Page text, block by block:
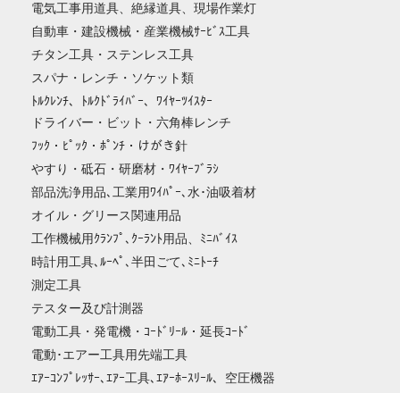
電気工事用道具、絶縁道具、現場作業灯
自動車・建設機械・産業機械ｻｰﾋﾞｽ工具
チタン工具・ステンレス工具
スパナ・レンチ・ソケット類
ﾄﾙｸﾚﾝﾁ、ﾄﾙｸﾄﾞﾗｲﾊﾞｰ、ﾜｲﾔｰﾂｲｽﾀｰ
ドライバー・ビット・六角棒レンチ
ﾌｯｸ・ﾋﾟｯｸ・ﾎﾟﾝﾁ・けがき針
やすり・砥石・研磨材・ﾜｲﾔｰﾌﾞﾗｼ
部品洗浄用品､工業用ﾜｲﾊﾟｰ､水･油吸着材
オイル・グリース関連用品
工作機械用ｸﾗﾝﾌﾟ､ｸｰﾗﾝﾄ用品、ﾐﾆﾊﾞｲｽ
時計用工具､ﾙｰﾍﾟ､半田ごて､ﾐﾆﾄｰﾁ
測定工具
テスター及び計測器
電動工具・発電機・ｺｰﾄﾞﾘｰﾙ・延長ｺｰﾄﾞ
電動･エアー工具用先端工具
ｴｱｰｺﾝﾌﾟﾚｯｻｰ､ｴｱｰ工具､ｴｱｰﾎｰｽﾘｰﾙ、空圧機器